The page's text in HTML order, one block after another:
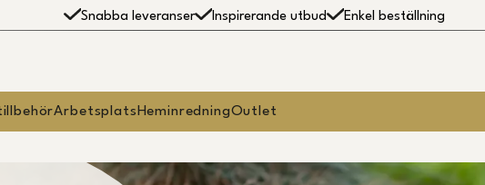
Snabba leveranser Inspirerande utbud Enkel beställning
Arbetsplats HeminredningOutlet